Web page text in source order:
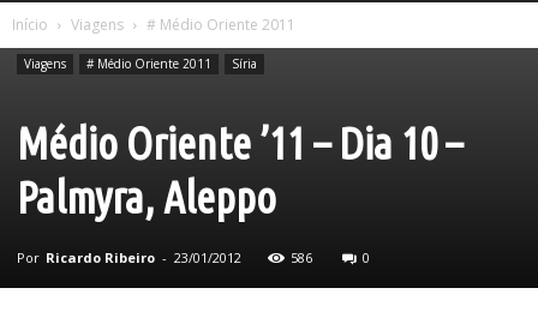
Início
Viagens # Médio Oriente 2011
Viagens # Médio Oriente 2011 Síria
Médio Oriente ’11 – Dia 10 –
Palmyra, Aleppo
Por Ricardo Ribeiro - 23/01/2012 586 0